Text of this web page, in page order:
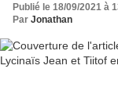
Publié le 18/09/2021 à
Par Jonathan